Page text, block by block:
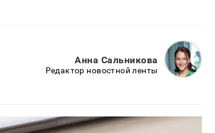
Анна Сальникова
Редактор новостной ленты